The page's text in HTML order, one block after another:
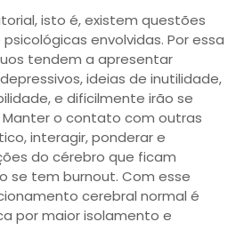
isto é, existem questões
envolvidas. Por essa
tendem a apresentar
ideias de inutilidade,
e dificilmente irão se
Manter o contato com outras
interagir, ponderar e
do cérebro que ficam
se tem burnout. Com esse
cerebral normal é
por maior isolamento e